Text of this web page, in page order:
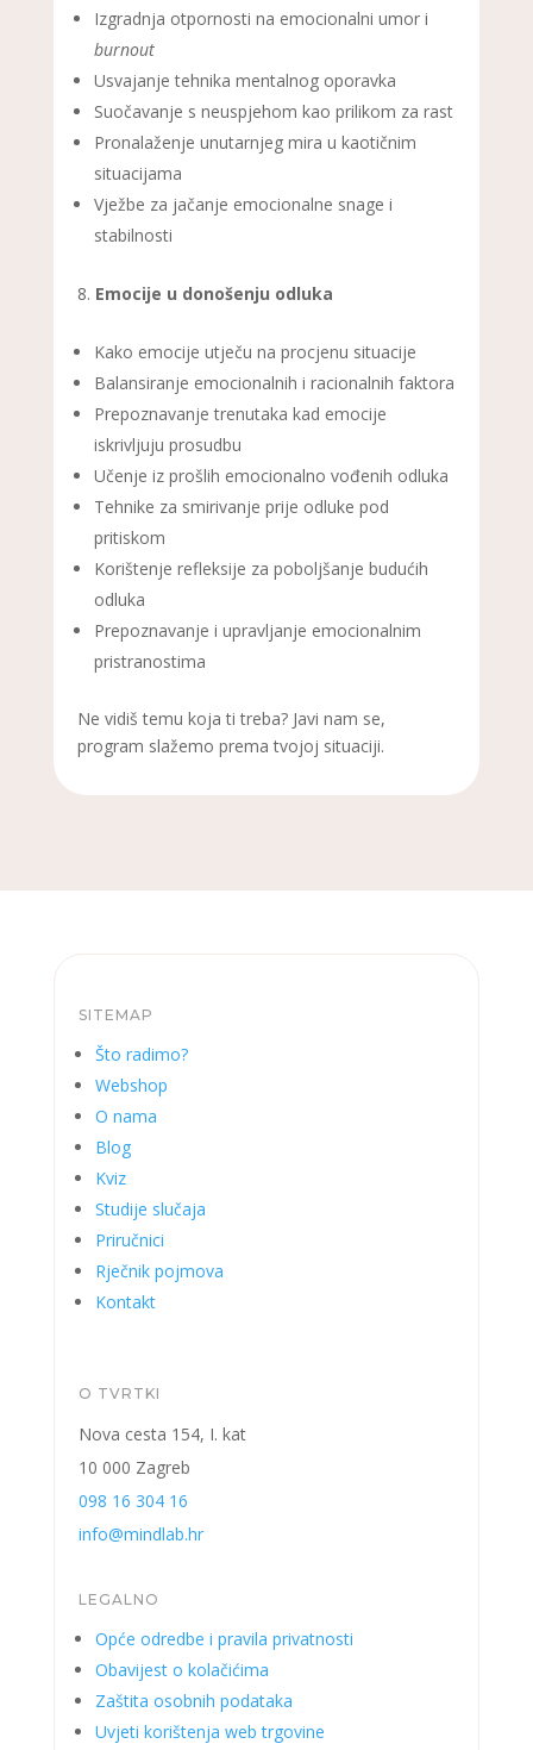
Izgradnja otpornosti na emocionalni umor i
burnout
Usvajanje tehnika mentalnog oporavka
Suočavanje s neuspjehom kao prilikom za rast
Pronalaženje unutarnjeg mira u kaotičnim
situacijama
Vježbe za jačanje emocionalne snage i
stabilnosti
Emocije u donošenju odluka
Kako emocije utječu na procjenu situacije
Balansiranje emocionalnih i racionalnih faktora
Prepoznavanje trenutaka kad emocije
iskrivljuju prosudbu
Učenje iz prošlih emocionalno vođenih odluka
Tehnike za smirivanje prije odluke pod
pritiskom
Korištenje refleksije za poboljšanje budućih
odluka
Prepoznavanje i upravljanje emocionalnim
pristranostima
Ne vidiš temu koja ti treba? Javi nam se,
program slažemo prema tvojoj situaciji.
SITEMAP
Što radimo?
Webshop
O nama
Blog
Kviz
Studije slučaja
Priručnici
Rječnik pojmova
Kontakt
O TVRTKI
Nova cesta 154, I. kat
10 000 Zagreb
098 16 304 16
info@mindlab.hr
LEGALNO
Opće odredbe i pravila privatnosti
Obavijest o kolačićima
Zaštita osobnih podataka
Uvjeti korištenja web trgovine